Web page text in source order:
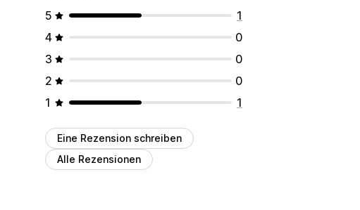
5
1
4
0
3
0
2
0
1
1
Eine Rezension schreiben
Alle Rezensionen